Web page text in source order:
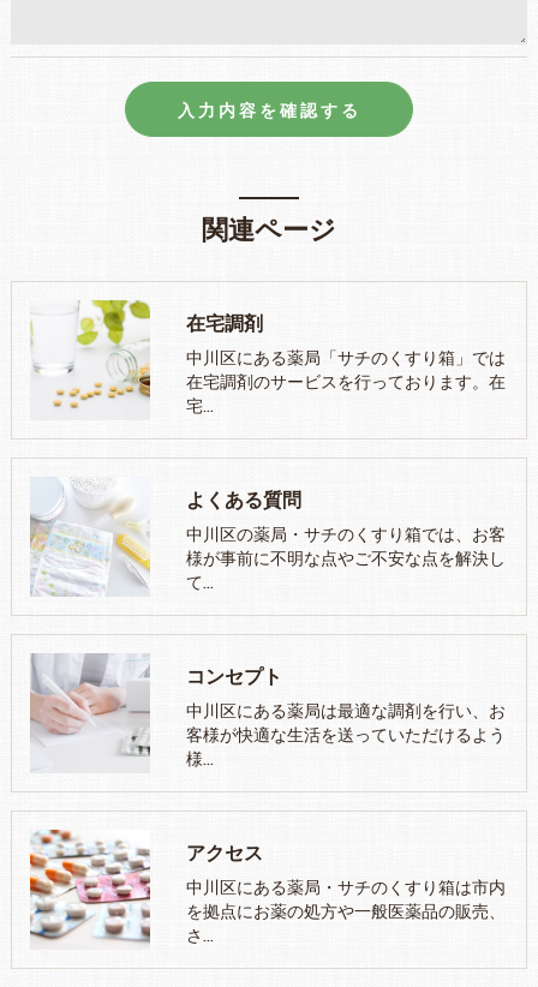
関連ページ
在宅調剤
中川区にある薬局「サチのくすり箱」では
在宅調剤のサービスを行っております。在
宅…
よくある質問
中川区の薬局・サチのくすり箱では、お客
様が事前に不明な点やご不安な点を解決し
て…
コンセプト
中川区にある薬局は最適な調剤を行い、お
客様が快適な生活を送っていただけるよう
様…
アクセス
中川区にある薬局・サチのくすり箱は市内
を拠点にお薬の処方や一般医薬品の販売、
さ…